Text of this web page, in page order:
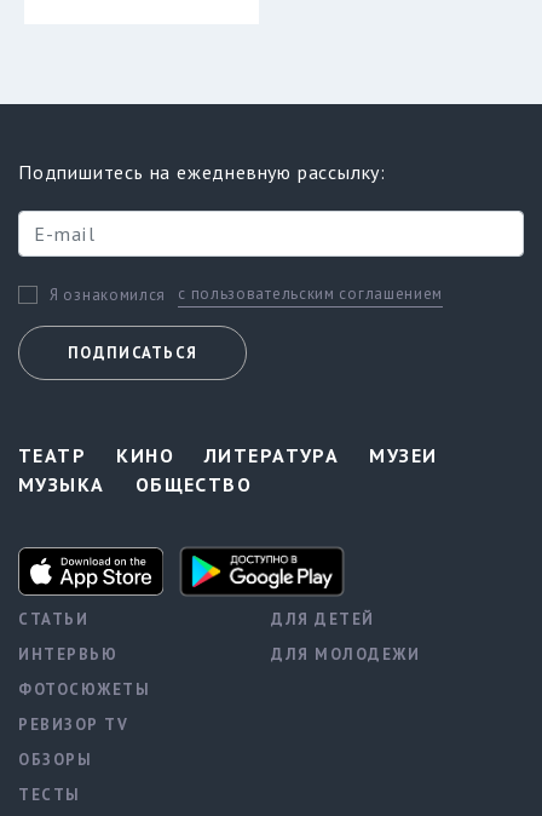
Подпишитесь на ежедневную рассылку:
Я ознакомился с пользовательским соглашением
ПОДПИСАТЬСЯ
ТЕАТР КИНО ЛИТЕРАТУРА
МУЗЕИ
МУЗЫКА
ОБЩЕСТВО
СТАТЬИ
ИНТЕРВЬЮ
ФОТОСЮЖЕТЫ
РЕВИЗОР TV
ОБЗОРЫ
ТЕСТЫ
ДЛЯ ДЕТЕЙ
ДЛЯ МОЛОДЕЖИ